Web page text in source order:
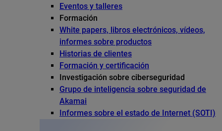
Eventos y talleres
Formación
White papers, libros electrónicos, vídeos,
informes sobre productos
Historias de clientes
Formación y certificación
Investigación sobre ciberseguridad
Grupo de inteligencia sobre seguridad de
Akamai
Informes sobre el estado de Internet (SOTI)